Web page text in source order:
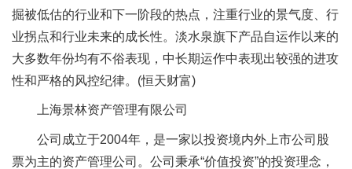
掘被低估的行业和下一阶段的热点，注重行业的景气度、行
业拐点和行业未来的成长性。淡水泉旗下产品自运作以来的
大多数年份均有不俗表现，中长期运作中表现出较强的进攻
性和严格的风控纪律。(恒天财富)
上海景林资产管理有限公司
公司成立于2004年，是一家以投资境内外上市公司股
票为主的资产管理公司。公司秉承“价值投资”的投资理念，